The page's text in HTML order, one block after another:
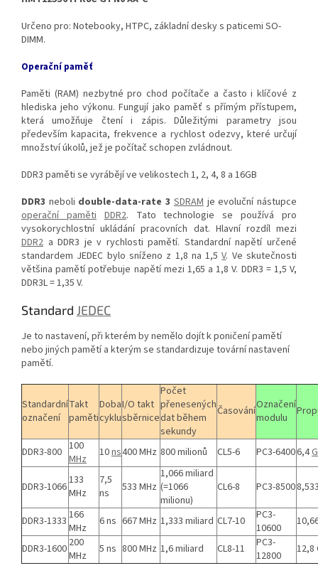
Určeno pro: Notebooky, HTPC, základní desky s paticemi SO-
DIMM.
Operační paměť
Paměti (RAM) nezbytné pro chod počítače a často i klíčové z
hlediska jeho výkonu. Fungují jako paměť s přímým přístupem,
která umožňuje čtení i zápis. Důležitými parametry jsou
především kapacita, frekvence a rychlost odezvy, které určují
množství úkolů, jež je počítač schopen zvládnout.
DDR3 paměti se vyrábějí ve velikostech 1, 2, 4, 8 a 16GB
DDR3 neboli double-data-rate 3 SDRAMje evoluční nástupce
operační paměti DDR2. Tato technologie se používá pro
vysokorychlostní ukládání pracovních dat. Hlavní rozdíl mezi
DDR2 a DDR3 je v rychlosti pamětí. Standardní napětí určené
standardem JEDEC bylo sníženo z 1,8 na 1,5V. Ve skutečnosti
většina pamětí potřebuje napětí mezi 1,65 a 1,8 V. DDR3 = 1,5 V,
DDR3L = 1,35 V.
Standard JEDEC
Je to nastavení, při kterém by nemělo dojít k poničení pamětí
nebo jiných pamětí a kterým se standardizuje tovární nastavení
pamětí.
Standardní
označení
Takt
paměti
Doba
cyklu
I/O takt
sběrnice
Počet
přenesených
dat během
sekundy
ČasováníOznačení
modulu
DDR3-800 100
MHz
10ns400 MHz 800 milionů CL5-6 PC3-64006,4
DDR3-1066133
MHz
7,5
ns
533 MHz
1,066 miliard
(=1066
milionu)
CL6-8 PC3-8500
DDR3-1333 166
MHz
6 ns 667 MHz 1,333 miliard CL7-10
PC3-
10600
DDR3-1600 200
MHz
5 ns 800 MHz 1,6 miliard CL8-11
PC3-
12800
12,8